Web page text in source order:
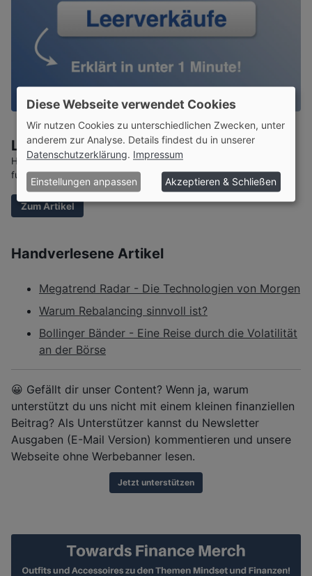
Leerverkäufe
Heute erklären wir dir, wie Leerverkäufe an der Börse
funktionieren.
Zum Artikel
Handverlesene Artikel
Megatrend Radar - Die Technologien von Morgen
Warum Rebalancing sinnvoll ist?
Bollinger Bänder - Eine Reise durch die Volatilität
an der Börse
😀 Gefällt dir unser Content? Wenn ja, warum
unterstützt du uns nicht mit einem kleinen finanziellen
Beitrag? Als Unterstützer kannst du Newsletter
Ausgaben (E-Mail Version) kommentieren und unsere
Webseite ohne Werbebanner lesen.
Jetzt unterstützen
Diese Webseite verwendet Cookies
Wir nutzen Cookies zu unterschiedlichen Zwecken, unter
anderem zur Analyse. Details findest du in unserer
Datenschutzerklärung. Impressum
Einstellungen anpassen Akzeptieren & Schließen